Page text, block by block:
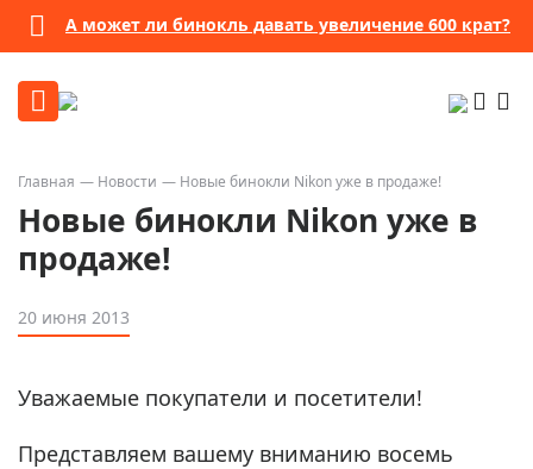
А может ли бинокль давать увеличение 600 крат?
Главная Новости Новые бинокли Nikon уже в продаже!
Новые бинокли Nikon уже в
продаже!
20 июня 2013
Уважаемые покупатели и посетители!
Представляем вашему вниманию восемь